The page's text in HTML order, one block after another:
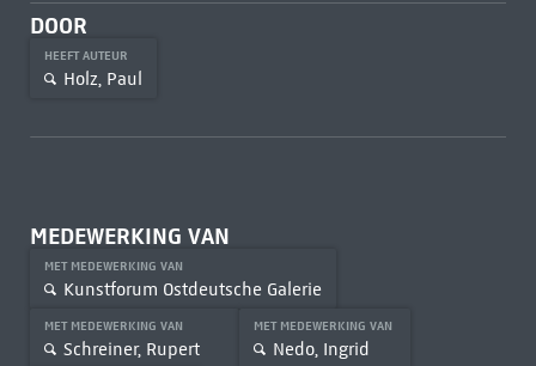
DOOR
HEEFT AUTEUR
Holz, Paul
MEDEWERKING VAN
MET MEDEWERKING VAN
Kunstforum Ostdeutsche Galerie
MET MEDEWERKING VAN
Schreiner, Rupert
MET MEDEWERKING VAN
Nedo, Ingrid